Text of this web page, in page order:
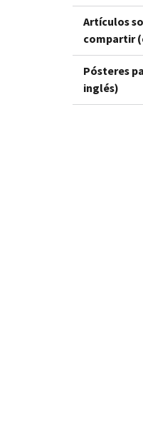
Artículos
compartir
Pósteres
inglés)